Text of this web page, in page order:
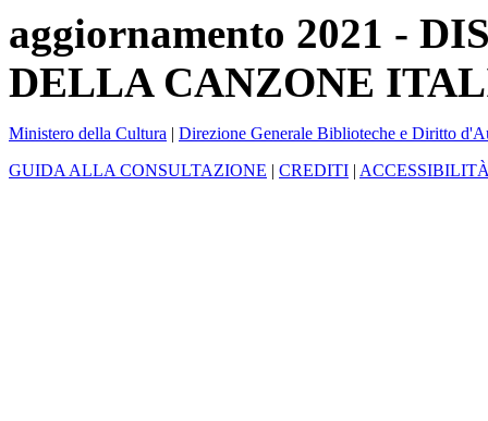
aggiornamento 2021 -
DELLA CANZONE
Ministero della Cultura | Direzione Generale Biblioteche e Diritto
GUIDA ALLA CONSULTAZIONE | CREDITI |